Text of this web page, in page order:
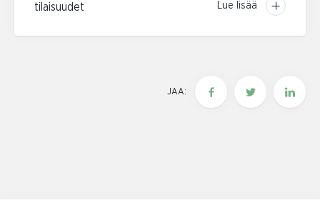
tilaisuudet
Lue lisää
JAA: